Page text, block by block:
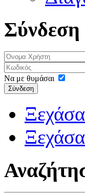
Να με θυμάσαι
Σύνδεση